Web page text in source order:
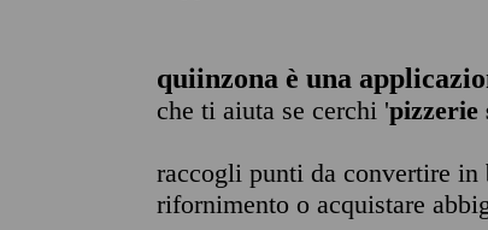
quiinzona è una
che ti aiuta se cerchi 'pizzerie
raccogli punti da convertire in
rifornimento o acquistare